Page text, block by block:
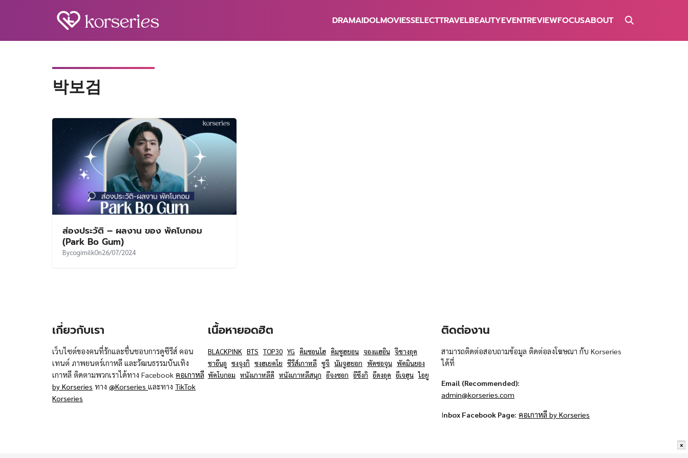
x
DRAMAIDOLMOVIESSELECTTRAVELBEAUTYEVENTREVIEWFOCUSABOUT
박보검
ส่องประวัติ – ผลงาน ของ พัคโบกอม
(Park Bo Gum)
BycogimilkOn26/07/2024
เกี่ยวกับเรา
เว็บไซต์ของคนที่รักและชื่นชอบการดูซีรีส์ คอน
เทนต์ ภาพยนตร์เกาหลี และวัฒนธรรมบันเทิง
เกาหลี ติดตามพวกเราได้ทาง Facebook คอเกาหลี
by Korseries ทาง @Korseries และทาง TikTok
Korseries
เนื้อหายอดฮิต
BLACKPINK BTS TOP30 YG คิมซอนโฮ คิมซูฮยอน จองแฮอิน จีชางอุค
ชาอึนอู ซงจุงกิ ซงฮเยคโย ซีรีส์เกาหลี ซูจี นัมจูฮยอก พัคซอจุน พัคมินยอง
พัคโบกอม หนังเกาหลีดี หนังเกาหลีสนุก อีจงซอก อีซึงกิ อีดงอุค อีเจฮุน ไอยู
ติดต่องาน
สามารถติดต่อสอบถามข้อมูล ติดต่อลงโฆษณา กับ Korseries
ได้ที่
Email (Recommended):
admin@korseries.com
Inbox Facebook Page: คอเกาหลี by Korseries